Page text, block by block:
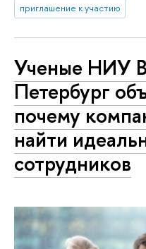
приглашение к участию
Ученые НИУ
Петербург
почему
найти
сотрудников